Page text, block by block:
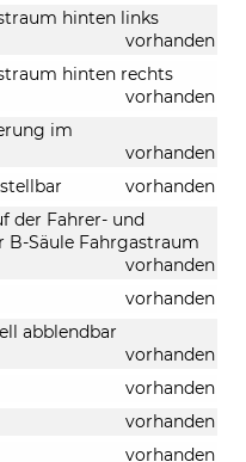
hinten links
vorhanden
hinten rechts
vorhanden
im
vorhanden
vorhanden
der Fahrer- und
B-Säule Fahrgastraum
vorhanden
vorhanden
abblendbar
vorhanden
vorhanden
vorhanden
vorhanden